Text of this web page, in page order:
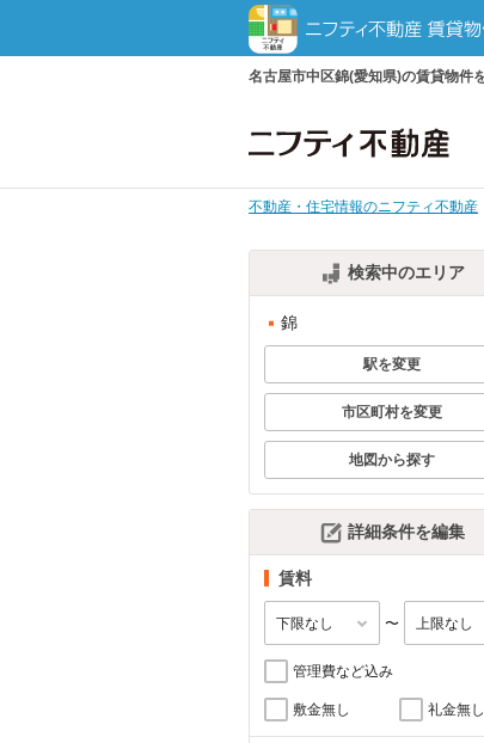
名古屋市中区錦(愛知県)の賃貸物件
不動産・住宅情報のニフティ不動産
検索中のエリア
錦
駅を変更
市区町村を変更
地図から探す
詳細条件を編集
賃料
〜
管理費など込み
敷金無し 礼金無し